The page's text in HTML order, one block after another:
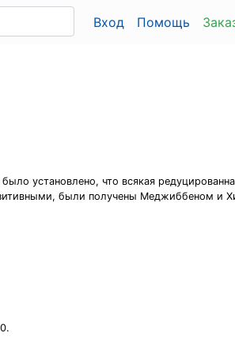
Вход Помощь
установлено, что всякая
были получены Меджиббеном и